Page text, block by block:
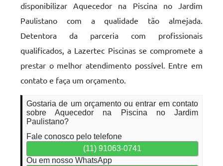
disponibilizar Aquecedor na Piscina no Jardim
Paulistano com a qualidade tão almejada.
Detentora da parceria com profissionais
qualificados, a Lazertec Piscinas se compromete a
prestar o melhor atendimento possível. Entre em
contato e faça um orçamento.
Gostaria de um orçamento ou entrar em contato
sobre Aquecedor na Piscina no Jardim
Paulistano?
Fale conosco pelo telefone
(11) 91063-0741
Ou em nosso WhatsApp